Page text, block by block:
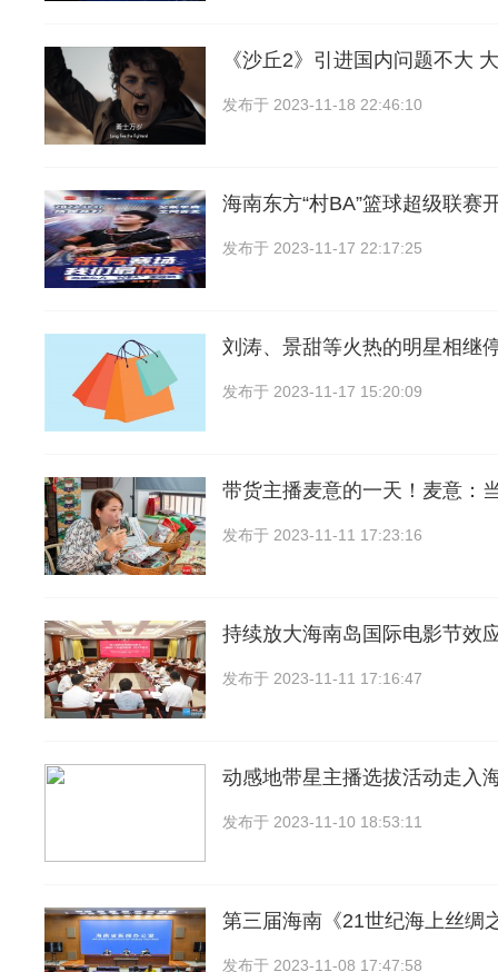
《沙丘2》引进国内问题不大
发布于 2023-11-18 22:46:10
海南东方“村BA”篮球超级联赛
发布于 2023-11-17 22:17:25
刘涛、景甜等火热的明星相继
发布于 2023-11-17 15:20:09
带货主播麦意的一天！麦意：
发布于 2023-11-11 17:23:16
持续放大海南岛国际电影节效
发布于 2023-11-11 17:16:47
动感地带星主播选拔活动走入
发布于 2023-11-10 18:53:11
第三届海南《21世纪海上丝绸
发布于 2023-11-08 17:47:58